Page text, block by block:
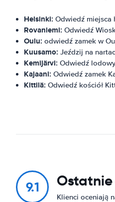
Helsinki: Odwiedź miejsca
Rovaniemi: Odwiedź
Oulu: odwiedź zamek w
Kuusamo: Jeździj na
Kemijärvi: Odwiedź
Kajaani: Odwiedź zamek
Kittilä: Odwiedź kościół
9.1
Klienci oceniają